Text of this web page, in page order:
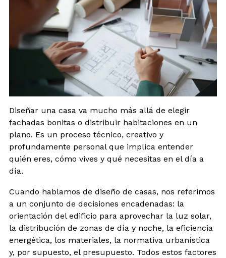
Diseñar una casa va mucho más allá de elegir
fachadas bonitas o distribuir habitaciones en un
plano. Es un proceso técnico, creativo y
profundamente personal que implica entender
quién eres, cómo vives y qué necesitas en el día a
día.
Cuando hablamos de diseño de casas, nos referimos
a un conjunto de decisiones encadenadas: la
orientación del edificio para aprovechar la luz solar,
la distribución de zonas de día y noche, la eficiencia
energética, los materiales, la normativa urbanística
y, por supuesto, el presupuesto. Todos estos factores